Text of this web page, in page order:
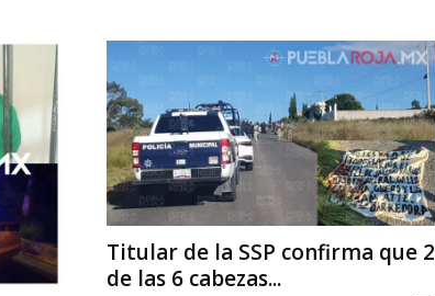
Titular de la SSP confirma que 2
de las 6 cabezas...